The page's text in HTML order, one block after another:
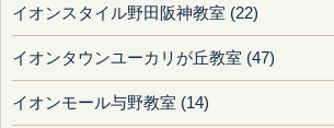
イオンスタイル野田阪神教室 (22)
イオンタウンユーカリが丘教室 (47)
イオンモール与野教室 (14)